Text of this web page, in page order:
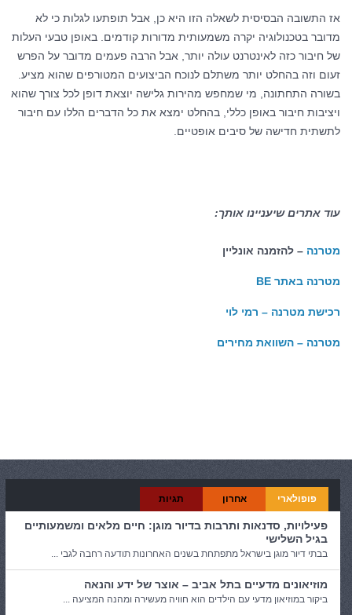
אז התשובה הבסיסית לשאלה הזו היא כן, אבל תופתעו לגלות כי לא
מדובר בטכנולוגיה יקרה משמעותית מדורות קודמים. באופן טבעי העלות
של חיבור כזה לאינטרנט עולה יותר, אבל הרבה פעמים מדובר על הפרש
זעום וזה בהחלט יותר משתלם לנוכח הביצועים המטורפים שהוא מציע.
בשורה התחתונה, מי שמחפש מהירות גלישה יוצאת דופן לכל צורך שהוא
ויציבות חיבור באופן כללי, בהחלט ימצא את כל הדברים הללו עם חיבור
לתשתית חדישה של סיבים אופטיים.
עוד אתרים שיעניינו אותך:
מטרנה – להזמנה אונליין
מטרנה באתר BE
רכישת מטרנה – רמי לוי
מטרנה – השוואת מחירים
פופולארי אחרון תגיות
פעילויות, סדנאות ותרבות בדיור מוגן: חיים מלאים ומשמעותיים
בגיל השלישי
בבתי דיור מוגן בישראל מתפתחת בשנים האחרונות תודעה רחבה לגבי ...
מוזיאונים מדעיים בתל אביב – אוצר של ידע והנאה
ביקור במוזיאון מדעי עם הילדים הוא חוויה מעשירה ומהנה המציעה ...